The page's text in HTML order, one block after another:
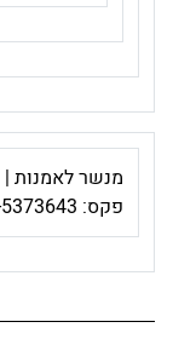
מנשר לאמנות | רח' דוד
פקס: 03-5373643.
קרא
קרא
קרא
קרא